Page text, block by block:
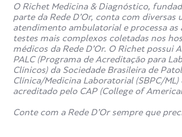
O Richet Medicina & Diagnóstico,
parte da Rede D’Or, conta com diversas
atendimento ambulatorial e processa as
testes mais complexos coletadas nos
médicos da Rede D’Or. O Richet possui
PALC (Programa de Acreditação para
Clínicos) da Sociedade Brasileira de
Clínica/Medicina Laboratorial (SBPC/
acreditado pelo CAP (College of
Conte com a Rede D’Or sempre que